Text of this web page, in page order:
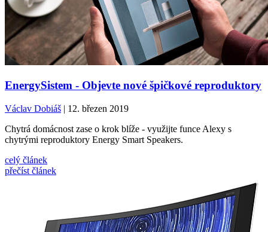
EnergySistem - Objevte nové špičkové reproduktory
Václav Dobiáš | 12. březen 2019
Chytrá domácnost zase o krok blíže - využijte funce Alexy s
chytrými reproduktory Energy Smart Speakers.
celý článek
přečíst článek